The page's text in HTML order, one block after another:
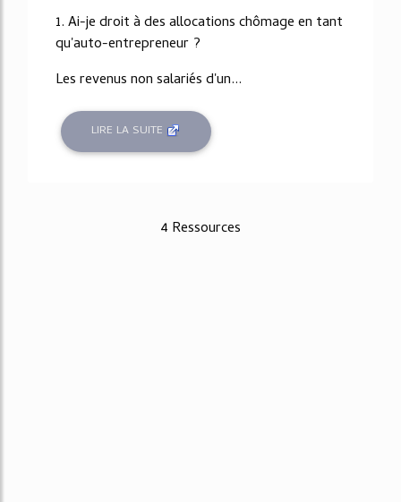
1. Ai-je droit à des allocations chômage en tant
qu'auto-entrepreneur ?
Les revenus non salariés d'un...
LIRE LA SUITE
4 Ressources